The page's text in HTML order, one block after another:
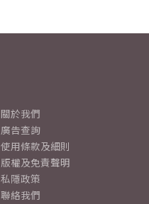
關於我們
廣告查詢
使用條款及細則
版權及免責聲明
私隱政策
聯絡我們